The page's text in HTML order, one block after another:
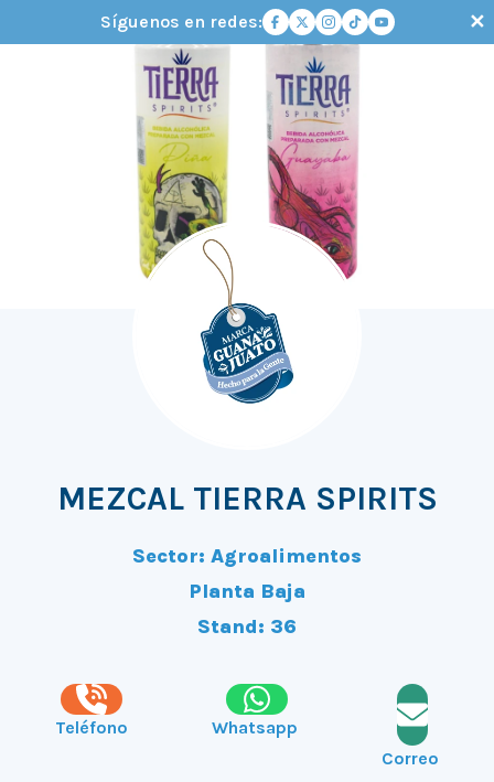
✕
Síguenos en redes:
MEZCAL TIERRA SPIRITS
Sector: Agroalimentos
Planta Baja
Stand: 36
Teléfono
Whatsapp
Correo